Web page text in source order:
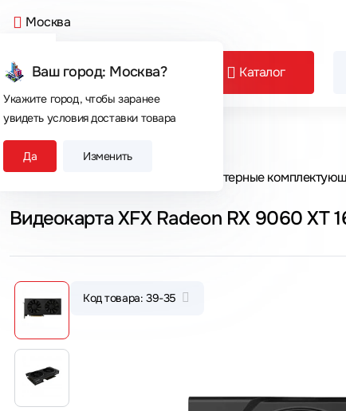
Москва
Ваш город: Москва?
Укажите город, чтобы заранее
увидеть условия доставки товара
Да Изменить
Каталог
Сегодня покупают
Главная Компьютерные
Видеокарта XFX Radeon RX 9060 XT
Код товара: 39-35